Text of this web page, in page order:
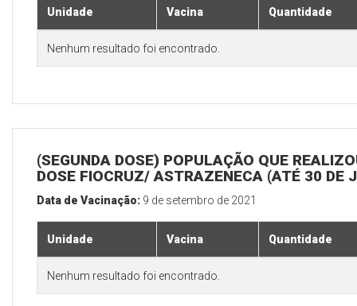
Unidade Vacina Quantidade
Nenhum resultado foi encontrado.
(SEGUNDA DOSE) POPULAÇÃO QUE
DOSE FIOCRUZ/ ASTRAZENECA (ATÉ 30 DE
Data de Vacinação: 9 de setembro de 2021
Unidade Vacina Quantidade
Nenhum resultado foi encontrado.